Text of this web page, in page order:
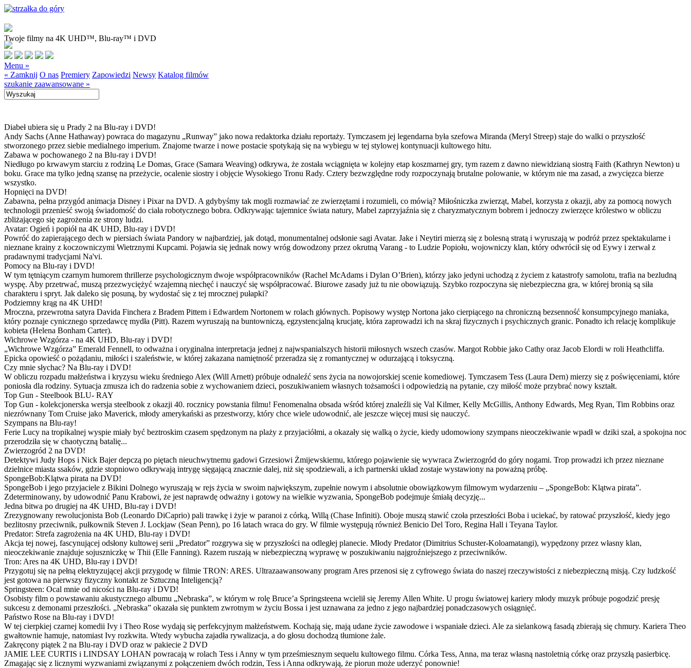
Twoje filmy na 4K UHD™, Blu-ray™ i DVD
Menu »
« Zamknij O nas Premiery Zapowiedzi Newsy Katalog filmów
szukanie zaawansowane »
Diabeł ubiera się u Prady 2 na Blu-ray i DVD!
Andy Sachs (Anne Hathaway) powraca do magazynu „Runway” jako nowa redaktorka działu reportaży. Tymczasem jej legendarna była szefowa Miranda (Meryl Streep) staje do walki o przyszłość
stworzonego przez siebie medialnego imperium. Znajome twarze i nowe postacie spotykają się na wybiegu w tej stylowej kontynuacji kultowego hitu.
Zabawa w pochowanego 2 na Blu-ray i DVD!
Niedługo po krwawym starciu z rodziną Le Domas, Grace (Samara Weaving) odkrywa, że została wciągnięta w kolejny etap koszmarnej gry, tym razem z dawno niewidzianą siostrą Faith (Kathryn Newton) u
boku. Grace ma tylko jedną szansę na przeżycie, ocalenie siostry i objęcie Wysokiego Tronu Rady. Cztery bezwzględne rody rozpoczynają brutalne polowanie, w którym nie ma zasad, a zwycięzca bierze
wszystko.
Hopnięci na DVD!
Zabawna, pełna przygód animacja Disney i Pixar na DVD. A gdybyśmy tak mogli rozmawiać ze zwierzętami i rozumieli, co mówią? Miłośniczka zwierząt, Mabel, korzysta z okazji, aby za pomocą nowych
technologii przenieść swoją świadomość do ciała robotycznego bobra. Odkrywając tajemnice świata natury, Mabel zaprzyjaźnia się z charyzmatycznym bobrem i jednoczy zwierzęce królestwo w obliczu
zbliżającego się zagrożenia ze strony ludzi.
Avatar: Ogień i popiół na 4K UHD, Blu-ray i DVD!
Powróć do zapierającego dech w piersiach świata Pandory w najbardziej, jak dotąd, monumentalnej odsłonie sagi Avatar. Jake i Neytiri mierzą się z bolesną stratą i wyruszają w podróż przez spektakularne i
nieznane krainy z koczowniczymi Wietrznymi Kupcami. Pojawia się jednak nowy wróg dowodzony przez okrutną Varang - to Ludzie Popiołu, wojowniczy klan, który odwrócił się od Eywy i zerwał z
pradawnymi tradycjami Na'vi.
Pomocy na Blu-ray i DVD!
W tym tętniącym czarnym humorem thrillerze psychologicznym dwoje współpracowników (Rachel McAdams i Dylan O’Brien), którzy jako jedyni uchodzą z życiem z katastrofy samolotu, trafia na bezludną
wyspę. Aby przetrwać, muszą przezwyciężyć wzajemną niechęć i nauczyć się współpracować. Biurowe zasady już tu nie obowiązują. Szybko rozpoczyna się niebezpieczna gra, w której bronią są siła
charakteru i spryt. Jak daleko się posuną, by wydostać się z tej mrocznej pułapki?
Podziemny krąg na 4K UHD!
Mroczna, przewrotna satyra Davida Finchera z Bradem Pittem i Edwardem Nortonem w rolach głównych. Popisowy występ Nortona jako cierpiącego na chroniczną bezsenność konsumpcyjnego maniaka,
który poznaje cynicznego sprzedawcę mydła (Pitt). Razem wyruszają na buntowniczą, egzystencjalną krucjatę, która zaprowadzi ich na skraj fizycznych i psychicznych granic. Ponadto ich relację komplikuje
kobieta (Helena Bonham Carter).
Wichrowe Wzgórza - na 4K UHD, Blu-ray i DVD!
„Wichrowe Wzgórza” Emerald Fennell, to odważna i oryginalna interpretacja jednej z najwspanialszych historii miłosnych wszech czasów. Margot Robbie jako Cathy oraz Jacob Elordi w roli Heathcliffa.
Epicka opowieść o pożądaniu, miłości i szaleństwie, w której zakazana namiętność przeradza się z romantycznej w odurzającą i toksyczną.
Czy mnie słychac? Na Blu-ray i DVD!
W obliczu rozpadu małżeństwa i kryzysu wieku średniego Alex (Will Arnett) próbuje odnaleźć sens życia na nowojorskiej scenie komediowej. Tymczasem Tess (Laura Dern) mierzy się z poświęceniami, które
poniosła dla rodziny. Sytuacja zmusza ich do radzenia sobie z wychowaniem dzieci, poszukiwaniem własnych tożsamości i odpowiedzią na pytanie, czy miłość może przybrać nowy kształt.
Top Gun - Steelbook BLU- RAY
Top Gun - kolekcjonerska wersja steelbook z okazji 40. rocznicy powstania filmu! Fenomenalna obsada wśród której znaleźli się Val Kilmer, Kelly McGillis, Anthony Edwards, Meg Ryan, Tim Robbins oraz
niezrównany Tom Cruise jako Maverick, młody amerykański as przestworzy, który chce wiele udowodnić, ale jeszcze więcej musi się nauczyć.
Szympans na Blu-ray!
Ferie Lucy na tropikalnej wyspie miały być beztroskim czasem spędzonym na plaży z przyjaciółmi, a okazały się walką o życie, kiedy udomowiony szympans nieoczekiwanie wpadł w dziki szał, a spokojna noc
przerodziła się w chaotyczną batalię...
Zwierzogród 2 na DVD!
Detektywi Judy Hops i Nick Bajer depczą po piętach nieuchwytnemu gadowi Grzesiowi Żmijewskiemu, którego pojawienie się wywraca Zwierzogród do góry nogami. Trop prowadzi ich przez nieznane
dzielnice miasta ssaków, gdzie stopniowo odkrywają intrygę sięgającą znacznie dalej, niż się spodziewali, a ich partnerski układ zostaje wystawiony na poważną próbę.
SpongeBob:Klątwa pirata na DVD!
SpongeBob i jego przyjaciele z Bikini Dolnego wyruszają w rejs życia w swoim największym, zupełnie nowym i absolutnie obowiązkowym filmowym wydarzeniu – „SpongeBob: Klątwa pirata”.
Zdeterminowany, by udowodnić Panu Krabowi, że jest naprawdę odważny i gotowy na wielkie wyzwania, SpongeBob podejmuje śmiałą decyzję...
Jedna bitwa po drugiej na 4K UHD, Blu-ray i DVD!
Zrezygnowany rewolucjonista Bob (Leonardo DiCaprio) pali trawkę i żyje w paranoi z córką, Willą (Chase Infiniti). Oboje muszą stawić czoła przeszłości Boba i uciekać, by ratować przyszłość, kiedy jego
bezlitosny przeciwnik, pułkownik Steven J. Lockjaw (Sean Penn), po 16 latach wraca do gry. W filmie występują również Benicio Del Toro, Regina Hall i Teyana Taylor.
Predator: Strefa zagrożenia na 4K UHD, Blu-ray i DVD!
Akcja tej nowej, fascynującej odsłony kultowej serii „Predator” rozgrywa się w przyszłości na odległej planecie. Młody Predator (Dimitrius Schuster-Koloamatangi), wypędzony przez własny klan,
nieoczekiwanie znajduje sojuszniczkę w Thii (Elle Fanning). Razem ruszają w niebezpieczną wyprawę w poszukiwaniu najgroźniejszego z przeciwników.
Tron: Ares na 4K UHD, Blu-ray i DVD!
Przygotuj się na pełną elektryzującej akcji przygodę w filmie TRON: ARES. Ultrazaawansowany program Ares przenosi się z cyfrowego świata do naszej rzeczywistości z niebezpieczną misją. Czy ludzkość
jest gotowa na pierwszy fizyczny kontakt ze Sztuczną Inteligencją?
Springsteen: Ocal mnie od nicości na Blu-ray i DVD!
Osobisty film o powstawaniu akustycznego albumu „Nebraska”, w którym w rolę Bruce’a Springsteena wcielił się Jeremy Allen White. U progu światowej kariery młody muzyk próbuje pogodzić presję
sukcesu z demonami przeszłości. „Nebraska” okazała się punktem zwrotnym w życiu Bossa i jest uznawana za jedno z jego najbardziej ponadczasowych osiągnięć.
Państwo Rose na Blu-ray i DVD!
W tej cierpkiej czarnej komedii Ivy i Theo Rose wydają się perfekcyjnym małżeństwem. Kochają się, mają udane życie zawodowe i wspaniałe dzieci. Ale za sielankową fasadą zbierają się chmury. Kariera Theo
gwałtownie hamuje, natomiast Ivy rozkwita. Wtedy wybucha zajadła rywalizacja, a do głosu dochodzą tłumione żale.
Zakręcony piątek 2 na Blu-ray i DVD oraz w pakiecie 2 DVD
JAMIE LEE CURTIS i LINDSAY LOHAN powracają w rolach Tess i Anny w tym prześmiesznym sequelu kultowego filmu. Córka Tess, Anna, ma teraz własną nastoletnią córkę oraz przyszłą pasierbicę.
Zmagając się z licznymi wyzwaniami związanymi z połączeniem dwóch rodzin, Tess i Anna odkrywają, że piorun może uderzyć ponownie!